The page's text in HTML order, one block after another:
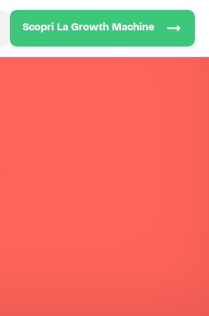
Scopri La Growth Machine